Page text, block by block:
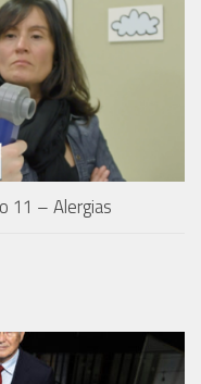
11 – Alergias